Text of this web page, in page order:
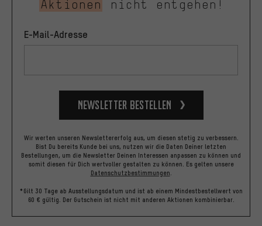
Aktionen
nicht entgehen!
E-Mail-Adresse
Newsletter bestellen
Wir werten unseren Newslettererfolg aus, um diesen stetig zu verbessern.
Bist Du bereits Kunde bei uns, nutzen wir die Daten Deiner letzten
Bestellungen, um die Newsletter Deinen Interessen anpassen zu können und
somit diesen für Dich wertvoller gestalten zu können. Es gelten unsere
Datenschutzbestimmungen.
*Gilt 30 Tage ab Ausstellungsdatum und ist ab einem Mindestbestellwert von
60 € gültig. Der Gutschein ist nicht mit anderen Aktionen kombinierbar.